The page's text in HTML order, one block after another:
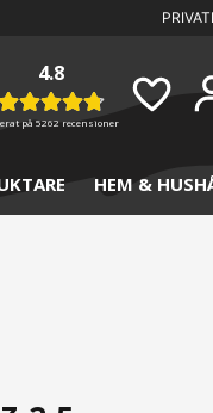
4.8
på 5262 recensioner
HEM &